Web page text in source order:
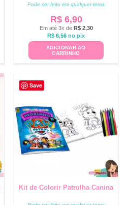
Pode ser feito em qualquer tema
R$6,90
Em até 3x de R$2,30
R$ 6,56 no pix
ADICIONAR AO
CARRINHO
Save
Kit de Colorir Patrulha Canina